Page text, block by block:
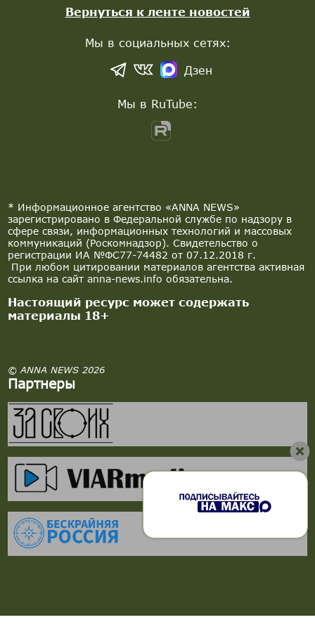
* Информационное агентство «ANNA NEWS»
зарегистрировано в Федеральной службе по надзору в
сфере связи, информационных технологий и массовых
коммуникаций (Роскомнадзор). Свидетельство о
регистрации ИА №ФС77-74482 от 07.12.2018 г.
При любом цитировании материалов агентства активная
ссылка на сайт anna-news.info обязательна.
Настоящий ресурс может содержать
материалы 18+
© ANNA NEWS 2026
Партнеры
Вернуться к ленте новостей
Мы в социальных сетях:
Дзен
Мы в RuTube: